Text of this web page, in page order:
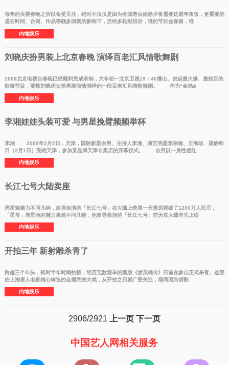
每年的央视春晚之所以备受关注，绝对不仅仅是因为全国老百姓除夕夜需要这道年夜饭，更重要的
是在时间、台词、作品等颇多因素的影响下，历经多轮彩排后，谁的节目会保留，谁
内地娱乐
刘晓庆扮男装上北京春晚 演绎百老汇风情歌舞剧
2008北京电视台春晚已经顺利完成录制，大年初一北京卫视19：40播出。说起最火爆、最炫目的
歌舞节目，要数刘晓庆女扮男装倾情演绎的一段百老汇风情歌舞剧。 作为“金鸡&
内地娱乐
李湘娃娃头装可爱 与男星挽臂频频举杯
李湘 2008年2月2日，天津，国际影星余男、主持人李湘、演艺明星李宗翰、王海珍、梁静昨
日（2月1日）亮相天津，参加某品牌天津专卖店的开幕仪式。 余男以一身性感红
内地娱乐
长江七号大陆卖座
周星驰魅力不同凡响，自导自演的「长江七号」在大陆上映第一天票房就破了1200万人民币 。
「星爷」周星驰的魅力果然不同凡响，他自导自演的「长江七号」前天在大陆率先上映
内地娱乐
开拍三年 新射雕杀青了
跨越三个年头，耗时半年时间拍摄，经历无数艰辛的新版《射英雄传》日前在象山正式杀青。这部
由上海唐人电影精心铸造的金庸武侠大戏，从开拍之日就广受关注，期间因为胡歌
内地娱乐
2906/2921 上一页 下一页
中国艺人网相关服务